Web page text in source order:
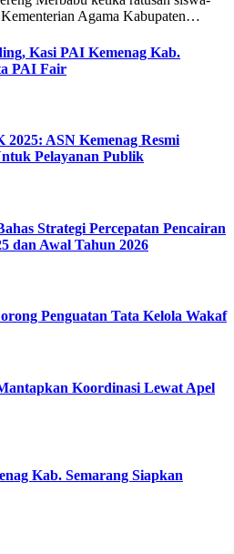
Agama Kabupaten…
Kasi PAI Kemenag Kab.
PAI Fair
2025: ASN Kemenag Resmi
Pelayanan Publik
Strategi Percepatan Pencairan
dan Awal Tahun 2026
Penguatan Tata Kelola Wakaf
Koordinasi Lewat Apel
Kab. Semarang Siapkan